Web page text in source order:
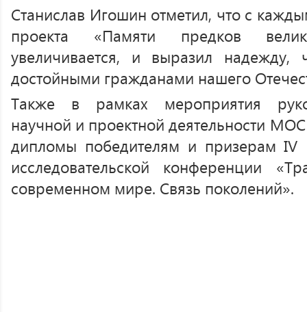
Станислав Игошин отметил, что с
проекта «Памяти предков
увеличивается, и выразил надежду,
достойными гражданами нашего
Также в рамках мероприятия
научной и проектной деятельности
дипломы победителям и призерам IV
исследовательской конференции
современном мире. Связь поколений».